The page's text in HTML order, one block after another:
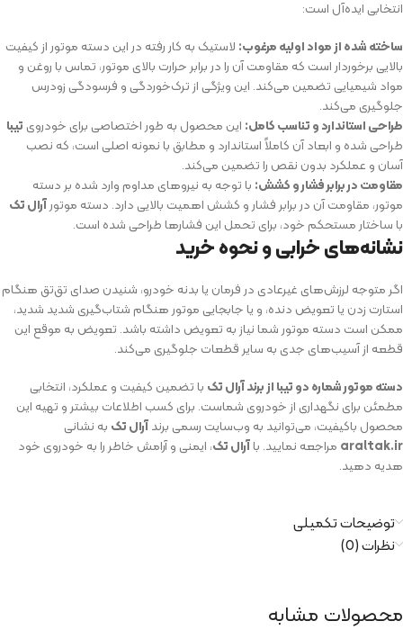
انتخابی ایده‌آل است:
ساخته شده از مواد اولیه مرغوب: لاستیک به کار رفته در این دسته موتور از کیفیت
بالایی برخوردار است که مقاومت آن را در برابر حرارت بالای موتور، تماس با روغن و
مواد شیمیایی تضمین می‌کند. این ویژگی از ترک‌خوردگی و فرسودگی زودرس
جلوگیری می‌کند.
طراحی استاندارد و تناسب کامل: این محصول به طور اختصاصی برای خودروی تیبا
طراحی شده و ابعاد آن کاملاً استاندارد و مطابق با نمونه اصلی است، که نصب
آسان و عملکرد بدون نقص را تضمین می‌کند.
مقاومت در برابر فشار و کشش: با توجه به نیروهای مداوم وارد شده بر دسته
موتور، مقاومت آن در برابر فشار و کشش اهمیت بالایی دارد. دسته موتورآرال تک
با ساختار مستحکم خود، برای تحمل این فشارها طراحی شده است.
نشانه‌های خرابی و نحوه خرید
اگر متوجه لرزش‌های غیرعادی در فرمان یا بدنه خودرو، شنیدن صدای تق‌تق هنگام
استارت زدن یا تعویض دنده، و یا جابجایی موتور هنگام شتاب‌گیری شدید شدید،
ممکن است دسته موتور شما نیاز به تعویض داشته باشد. تعویض به موقع این
قطعه از آسیب‌های جدی به سایر قطعات جلوگیری می‌کند.
دسته موتور شماره دو تیبا از برند آرال تک با تضمین کیفیت و عملکرد، انتخابی
مطمئن برای نگهداری از خودروی شماست. برای کسب اطلاعات بیشتر و تهیه این
محصول باکیفیت، می‌توانید به وب‌سایت رسمی برندآرال تک به نشانی
araltak.ir مراجعه نمایید. باآرال تک، ایمنی و آرامش خاطر را به خودروی خود
هدیه دهید.
توضیحات تکمیلی
نظرات (0)
محصولات مشابه